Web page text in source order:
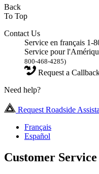
Back
To Top
Contact Us
Service en français 1-
Service pour
800-468-4285)
Request a
Need help?
Request Roadside
Français
Español
Customer Service